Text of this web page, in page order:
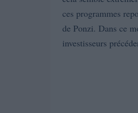
ces programmes
de Ponzi. Dans ce
investisseurs